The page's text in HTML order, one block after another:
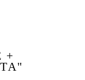
+